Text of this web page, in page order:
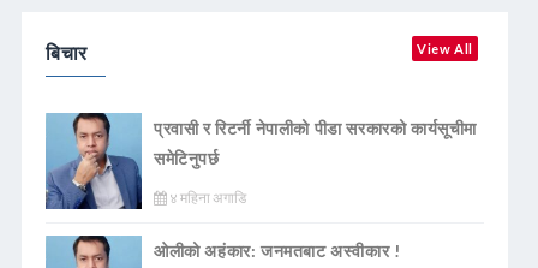
बिचार View All
प्रवासी र रिटर्नी नेपालीको पीडा सरकारको कार्यसूचीमा
समेटिनुपर्छ
४ महिना अगाडि
ओलीको अहंकार: जनमतबाट अस्वीकार !